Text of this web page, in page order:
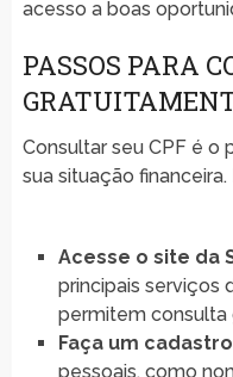
acesso a boas
PASSOS PARA
Consultar seu CPF é o
sua situação
Acesse o site da
principais serviços
permitem consulta
Faça um
pessoais, como